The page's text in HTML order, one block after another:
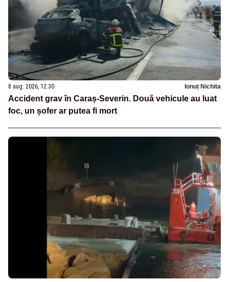
8 aug. 2026, 12:30 Ionuț Nichita
Accident grav în Caraș-Severin. Două vehicule au luat
foc, un șofer ar putea fi mort